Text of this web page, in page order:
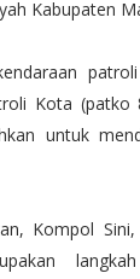
Kabupaten
Kota (patko
untuk
Kompol Sini,